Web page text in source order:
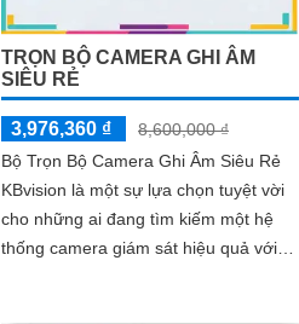
TRỌN BỘ CAMERA GHI ÂM
SIÊU RẺ
3,976,360 ₫
8,600,000 ₫
Bộ Trọn Bộ Camera Ghi Âm Siêu Rẻ
KBvision là một sự lựa chọn tuyệt vời
cho những ai đang tìm kiếm một hệ
thống camera giám sát hiệu quả với